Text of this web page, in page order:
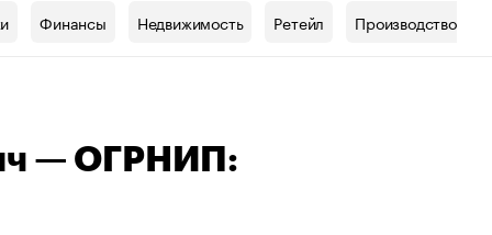
Финансы Недвижимость Ретейл Производство
— ОГРНИП: